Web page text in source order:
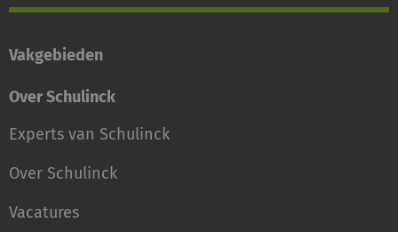
Vakgebieden
Over Schulinck
Experts van Schulinck
Over Schulinck
Vacatures